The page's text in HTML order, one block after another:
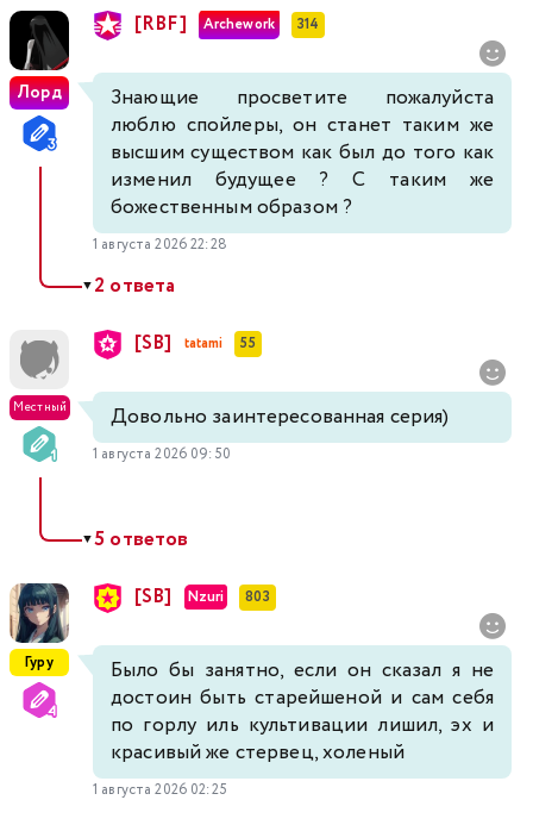
Лорд
[RBF] Archework 314
Знающие просветите пожалуйста
люблю спойлеры, он станет таким же
высшим существом как был до того как
изменил будущее ? С таким же
божественным образом ?
1 августа 2026 22:28
▼2 ответа
Местный
[SB] tatami 55
Довольно заинтересованная серия)
1 августа 2026 09:50
▼5 ответов
Гуру
[SB] Nzuri 803
Было бы занятно, если он сказал я не
достоин быть старейшеной и сам себя
по горлу иль культивации лишил, эх и
красивый же стервец, холеный
1 августа 2026 02:25